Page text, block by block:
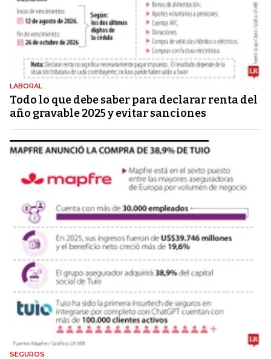
LABORAL
Todo lo que debe saber para declarar renta del
año gravable 2025 y evitar sanciones
SEGUROS